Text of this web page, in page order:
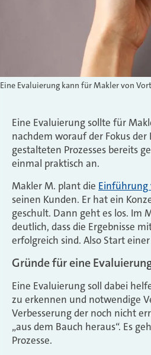
Eine Evaluierung kann für Makler von
Eine Evaluierung sollte für
nachdem worauf der Fokus
gestalteten Prozesses bereits
einmal praktisch an.
Makler M. plant die Einführung
seinen Kunden. Er hat ein
geschult. Dann geht es los. Im
deutlich, dass die Ergebnisse
erfolgreich sind. Also Start
Gründe für eine
Eine Evaluierung soll dabei
zu erkennen und notwendige
Verbesserung der noch nicht
„aus dem Bauch heraus“. Es
Prozesse.